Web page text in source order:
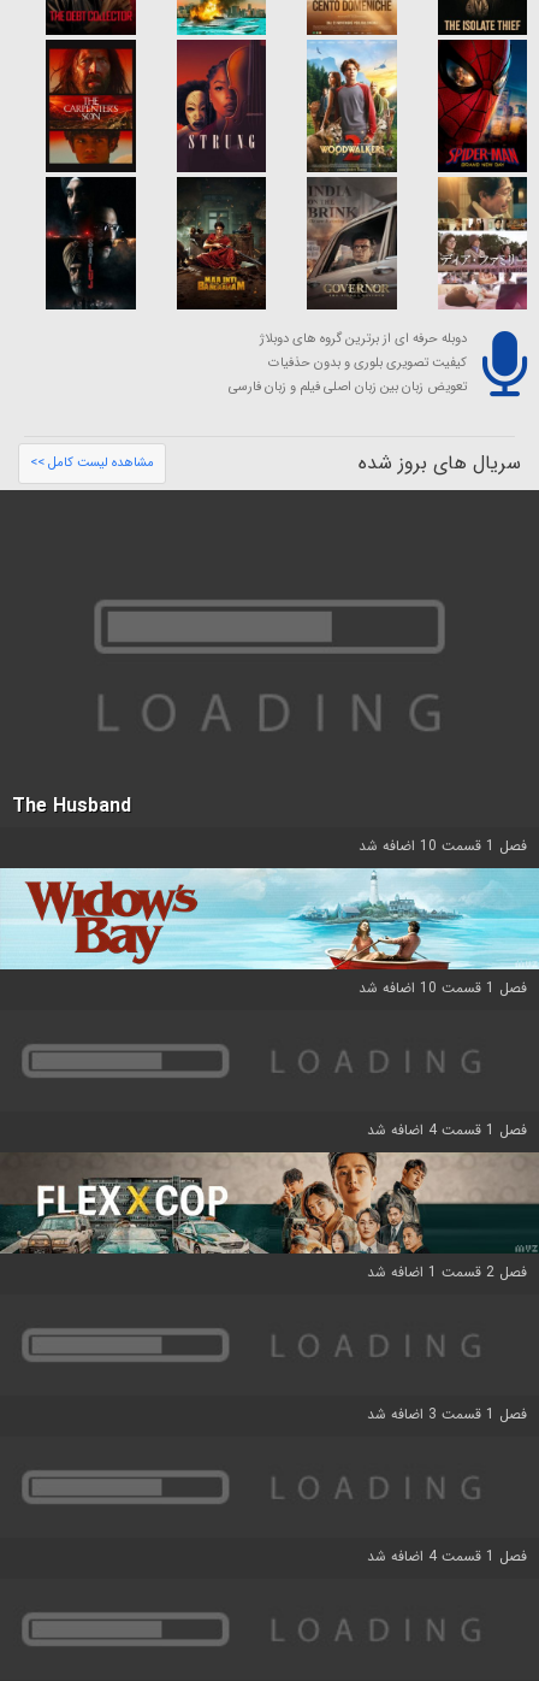
دوبله حرفه ای از برترین گروه های دوبلاژ
کیفیت تصویری بلوری و بدون حذفیات
تعویض زبان بین زبان اصلی فیلم و زبان فارسی
سریال های بروز شده مشاهده لیست کامل >>
The Husband
فصل 1 قسمت 10 اضافه شد
فصل 1 قسمت 10 اضافه شد
فصل 1 قسمت 4 اضافه شد
فصل 2 قسمت 1 اضافه شد
فصل 1 قسمت 3 اضافه شد
فصل 1 قسمت 4 اضافه شد